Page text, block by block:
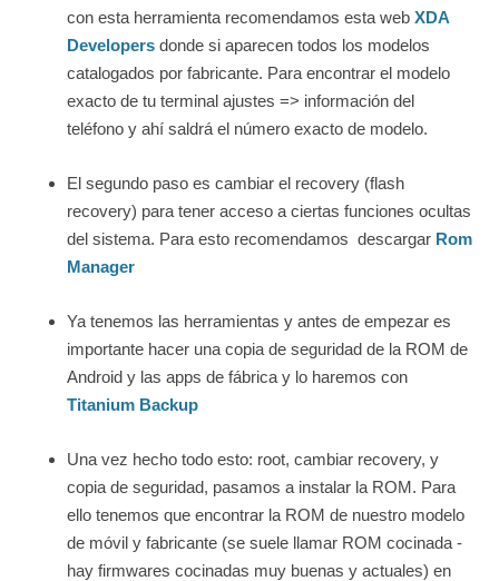
con esta herramienta recomendamos esta web XDA
Developers donde si aparecen todos los modelos
catalogados por fabricante. Para encontrar el modelo
exacto de tu terminal ajustes => información del
teléfono y ahí saldrá el número exacto de modelo.
El segundo paso es cambiar el recovery (flash
recovery) para tener acceso a ciertas funciones ocultas
del sistema. Para esto recomendamos descargar Rom
Manager
Ya tenemos las herramientas y antes de empezar es
importante hacer una copia de seguridad de la ROM de
Android y las apps de fábrica y lo haremos con
Titanium Backup
Una vez hecho todo esto: root, cambiar recovery, y
copia de seguridad, pasamos a instalar la ROM. Para
ello tenemos que encontrar la ROM de nuestro modelo
de móvil y fabricante (se suele llamar ROM cocinada -
hay firmwares cocinadas muy buenas y actuales) en